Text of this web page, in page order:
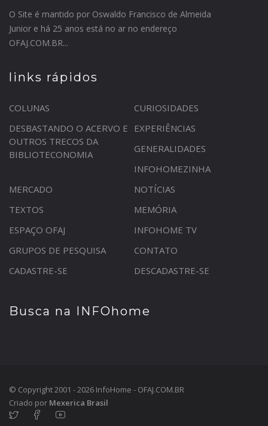
O Site é mantido por Oswaldo Francisco de Almeida
Junior e há 25 anos está no ar no endereço
OFAJ.COM.BR...
links rápidos
COLUNAS
CURIOSIDADES
DESBASTANDO O ACERVO E
OUTROS TRECOS DA
BIBLIOTECONOMIA
EXPERIÊNCIAS
GENERALIDADES
INFOHOMEZINHA
MERCADO
NOTÍCIAS
TEXTOS
MEMÓRIA
ESPAÇO OFAJ
INFOHOME TV
GRUPOS DE PESQUISA
CONTATO
CADASTRE-SE
DESCADASTRE-SE
Busca na INFOhome
© Copyright 2001 - 2026 InfoHome - OFAJ.COM.BR
Criado por Mexerica Brasil